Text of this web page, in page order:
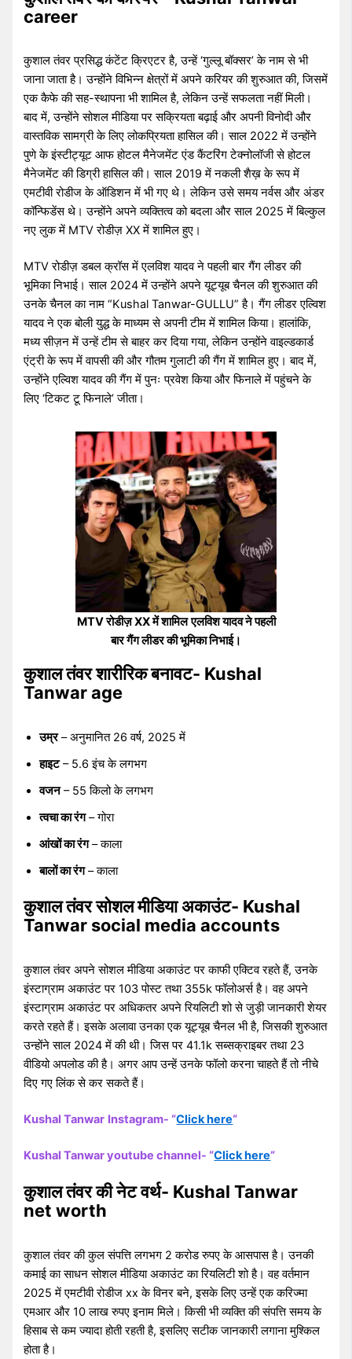
career
कुशाल तंवर प्रसिद्ध कंटेंट क्रिएटर है, उन्हें ‘गुल्लू बॉक्सर’ के नाम से भी
जाना जाता है। उन्होंने विभिन्न क्षेत्रों में अपने करियर की शुरुआत की, जिसमें
एक कैफे की सह-स्थापना भी शामिल है, लेकिन उन्हें सफलता नहीं मिली।
बाद में, उन्होंने सोशल मीडिया पर सक्रियता बढ़ाई और अपनी विनोदी और
वास्तविक सामग्री के लिए लोकप्रियता हासिल की। साल 2022 में उन्होंने
पुणे के इंस्टीट्यूट आफ होटल मैनेजमेंट एंड कैंटरिंग टेक्नोलॉजी से होटल
मैनेजमेंट की डिग्री हासिल की। साल 2019 में नकली शैख़ के रूप में
एमटीवी रोडीज के ऑडिशन में भी गए थे। लेकिन उसे समय नर्वस और अंडर
कॉन्फिडेंस थे। उन्होंने अपने व्यक्तित्व को बदला और साल 2025 में बिल्कुल
नए लुक में MTV रोडीज़ XX में शामिल हुए।
MTV रोडीज़ डबल क्रॉस में एलविश यादव ने पहली बार गैंग लीडर की
भूमिका निभाई। साल 2024 में उन्होंने अपने यूट्यूब चैनल की शुरुआत की
उनके चैनल का नाम “Kushal Tanwar-GULLU” है। गैंग लीडर एल्विश
यादव ने एक बोली युद्ध के माध्यम से अपनी टीम में शामिल किया। हालांकि,
मध्य सीज़न में उन्हें टीम से बाहर कर दिया गया, लेकिन उन्होंने वाइल्डकार्ड
एंट्री के रूप में वापसी की और गौतम गुलाटी की गैंग में शामिल हुए। बाद में,
उन्होंने एल्विश यादव की गैंग में पुनः प्रवेश किया और फिनाले में पहुंचने के
लिए ‘टिकट टू फिनाले’ जीता।
MTV रोडीज़ XX में शामिल एलविश यादव ने पहली
बार गैंग लीडर की भूमिका निभाई।
कुशाल तंवर शारीरिक बनावट- Kushal
Tanwar age
उम्र– अनुमानित 26 वर्ष, 2025 में
हाइट– 5.6 इंच के लगभग
वजन– 55 किलो के लगभग
त्वचा का रंग– गोरा
आंखों का रंग– काला
बालों का रंग– काला
कुशाल तंवर सोशल मीडिया अकाउंट- Kushal
Tanwar social media accounts
कुशाल तंवर अपने सोशल मीडिया अकाउंट पर काफी एक्टिव रहते हैं, उनके
इंस्टाग्राम अकाउंट पर 103 पोस्ट तथा 355k फॉलोअर्स है। वह अपने
इंस्टाग्राम अकाउंट पर अधिकतर अपने रियलिटी शो से जुड़ी जानकारी शेयर
करते रहते हैं।इसके अलावा उनका एक यूट्यूब चैनल भी है, जिसकी शुरुआत
उन्होंने साल 2024 में की थी। जिस पर 41.1k सब्सक्राइबर तथा 23
वीडियो अपलोड की है।अगर आप उन्हें उनके फॉलो करना चाहते हैं तो नीचे
दिए गए लिंक से कर सकते हैं।
Kushal Tanwar Instagram- “Click here“
Kushal Tanwaryoutube channel- “Click here“
कुशाल तंवर की नेट वर्थ- Kushal Tanwar
net worth
कुशाल तंवर की कुल संपत्ति लगभग 2 करोड रुपए के आसपास है। उनकी
कमाई का साधन सोशल मीडिया अकाउंट का रियलिटी शो है। वह वर्तमान
2025 में एमटीवी रोडीज xx के विनर बने, इसके लिए उन्हें एक करिज्मा
एमआर और 10 लाख रुपए इनाम मिले। किसी भी व्यक्ति की संपत्ति समय के
हिसाब से कम ज्यादा होती रहती है, इसलिए सटीक जानकारी लगाना मुश्किल
होता है।